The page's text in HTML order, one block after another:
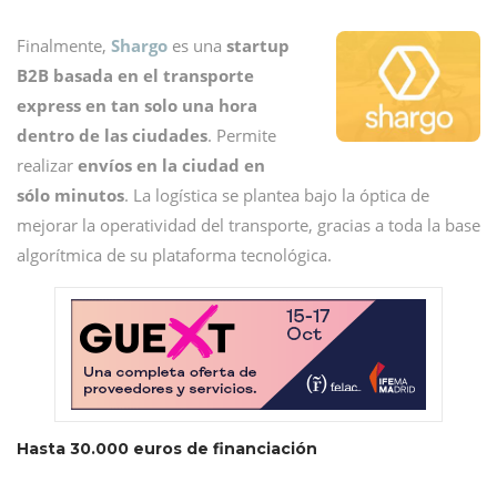
Finalmente, Shargo es una startup
B2B basada en el transporte
express en tan solo una hora
dentro de las ciudades. Permite
realizar envíos en la ciudad en
sólo minutos. La logística se plantea bajo la óptica de
mejorar la operatividad del transporte, gracias a toda la base
algorítmica de su plataforma tecnológica.
Hasta 30.000 euros de financiación